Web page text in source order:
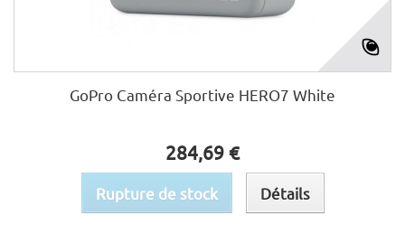
GoPro Caméra Sportive HERO7 White
284,69 €
Rupture de stock Détails